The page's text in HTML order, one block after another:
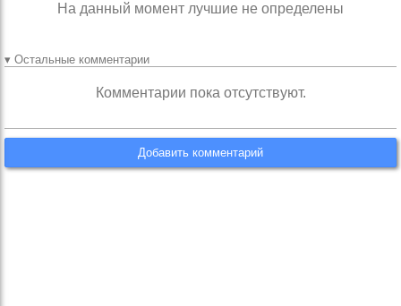
На данный момент лучшие не определены
▾ Остальные комментарии
Комментарии пока отсутствуют.
Добавить комментарий